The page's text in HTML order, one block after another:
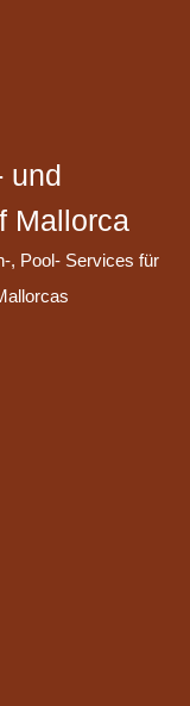
und
Mallorca
, Pool- Services für